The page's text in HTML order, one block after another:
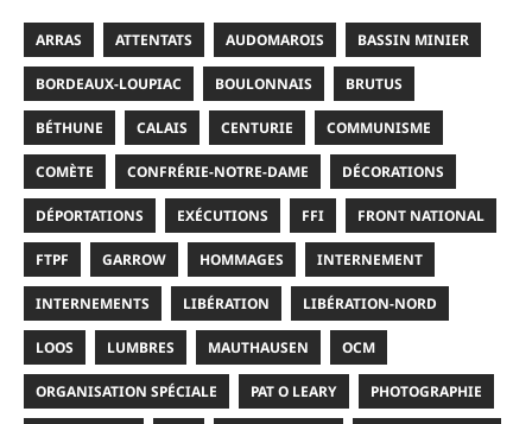
ARRAS ATTENTATS AUDOMAROIS BASSIN MINIER
BORDEAUX-LOUPIAC BOULONNAIS BRUTUS
BÉTHUNE CALAIS CENTURIE COMMUNISME
COMÈTE CONFRÉRIE-NOTRE-DAME DÉCORATIONS
DÉPORTATIONS EXÉCUTIONS FFI FRONT NATIONAL
FTPF GARROW HOMMAGES INTERNEMENT
INTERNEMENTS LIBÉRATION LIBÉRATION-NORD
LOOS LUMBRES MAUTHAUSEN OCM
ORGANISATION SPÉCIALE PAT O LEARY PHOTOGRAPHIE